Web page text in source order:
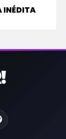
INÉDITA